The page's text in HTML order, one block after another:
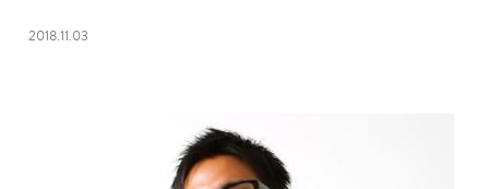
2018.11.03